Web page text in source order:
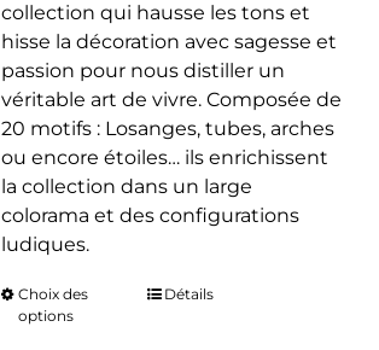
collection qui hausse les tons et
hisse la décoration avec sagesse et
passion pour nous distiller un
véritable art de vivre. Composée de
20 motifs : Losanges, tubes, arches
ou encore étoiles… ils enrichissent
la collection dans un large
colorama et des configurations
ludiques.
Choix des
options
CeDétails